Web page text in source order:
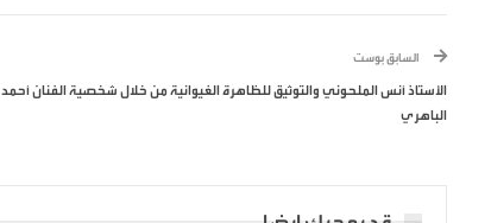
السابق بوست
الأستاذ أنس الملحوني والتوثيق للظاهرة الغيوانية من خلال شخصية الفنان أحمد
الباهري